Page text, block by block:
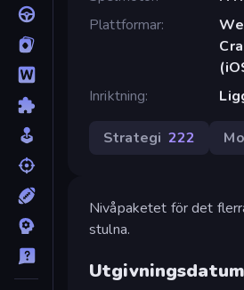
Plattformar
Inriktning
Strategi 222
Nivåpaketet för det
stulna.
Utgivningsdatum